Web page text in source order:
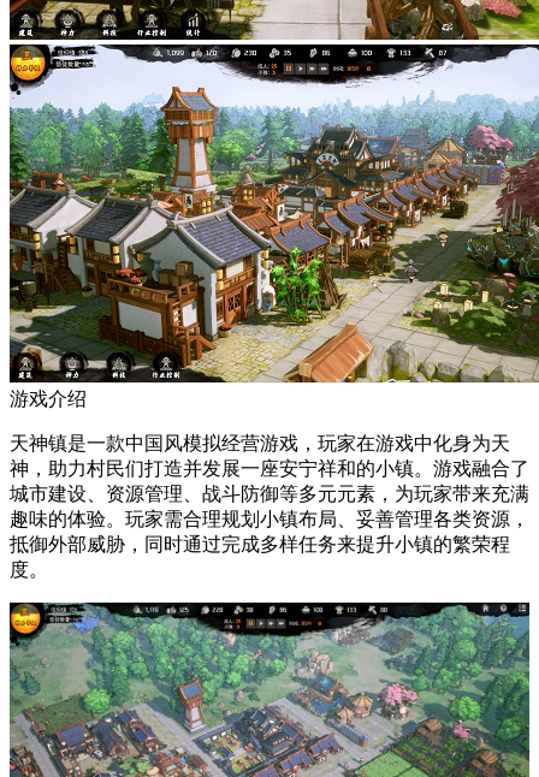
游戏介绍
天神镇是一款中国风模拟经营游戏，玩家在游戏中化身为天
神，助力村民们打造并发展一座安宁祥和的小镇。游戏融合了
城市建设、资源管理、战斗防御等多元元素，为玩家带来充满
趣味的体验。玩家需合理规划小镇布局、妥善管理各类资源，
抵御外部威胁，同时通过完成多样任务来提升小镇的繁荣程
度。